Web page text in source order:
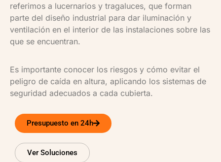
referimos a lucernarios y tragaluces, que forman
parte del diseño industrial para dar iluminación y
ventilación en el interior de las instalaciones sobre las
que se encuentran.
Es importante conocer los riesgos y cómo evitar el
peligro de caída en altura, aplicando los sistemas de
seguridad adecuados a cada cubierta.
Presupuesto en 24h
Ver Soluciones